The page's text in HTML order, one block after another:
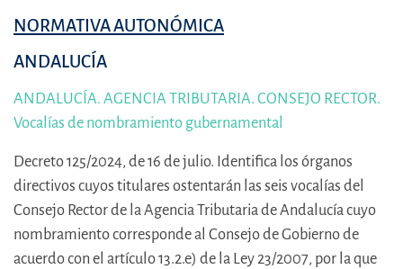
NORMATIVA AUTONÓMICA
ANDALUCÍA
ANDALUCÍA. AGENCIA TRIBUTARIA. CONSEJO RECTOR.
Vocalías de nombramiento gubernamental
Decreto 125/2024, de 16 de julio. Identifica los órganos
directivos cuyos titulares ostentarán las seis vocalías del
Consejo Rector de la Agencia Tributaria de Andalucía cuyo
nombramiento corresponde al Consejo de Gobierno de
acuerdo con el artículo 13.2.e) de la Ley 23/2007, por la que